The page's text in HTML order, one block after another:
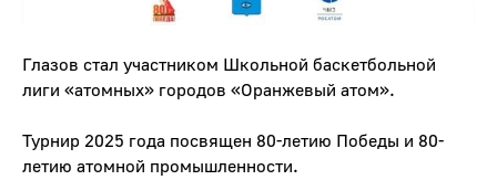
Глазов стал участником Школьной баскетбольной
лиги «атомных» городов «Оранжевый атом».
Турнир 2025 года посвящен 80-летию Победы и 80-
летию атомной промышленности.